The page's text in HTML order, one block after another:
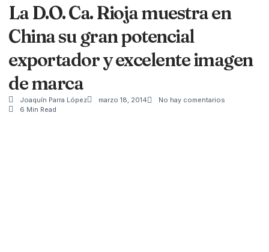
La D.O. Ca. Rioja muestra en
China su gran potencial
exportador y excelente imagen
de marca
Joaquín Parra López marzo 18, 2014
No hay comentarios
6 Min Read